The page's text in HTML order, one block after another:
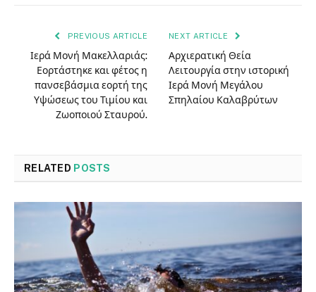
PREVIOUS ARTICLE
Ιερά Μονή Μακελλαριάς:
Εορτάστηκε και φέτος η
πανσεβάσμια εορτή της
Υψώσεως του Τιμίου και
Ζωοποιού Σταυρού.
NEXT ARTICLE
Αρχιερατική Θεία
Λειτουργία στην ιστορική
Ιερά Μονή Μεγάλου
Σπηλαίου Καλαβρύτων
RELATED POSTS